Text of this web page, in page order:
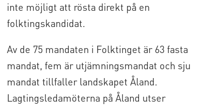
inte möjligt att rösta direkt på en
folktingskandidat.
Av de 75 mandaten i Folktinget är 63 fasta
mandat, fem är utjämningsmandat och sju
mandat tillfaller landskapet Åland.
Lagtingsledamöterna på Åland utser